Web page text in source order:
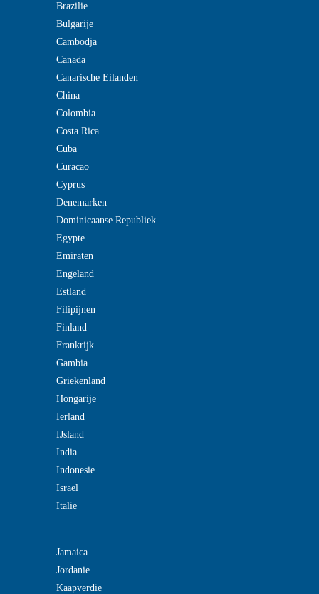
Brazilie
Bulgarije
Cambodja
Canada
Canarische Eilanden
China
Colombia
Costa Rica
Cuba
Curacao
Cyprus
Denemarken
Dominicaanse Republiek
Egypte
Emiraten
Engeland
Estland
Filipijnen
Finland
Frankrijk
Gambia
Griekenland
Hongarije
Ierland
IJsland
India
Indonesie
Israel
Italie
Jamaica
Jordanie
Kaapverdie